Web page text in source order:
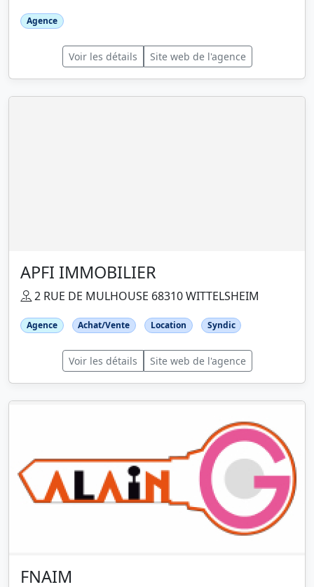
Agence
Voir les détails Site web de l'agence
APFI IMMOBILIER
2 RUE DE MULHOUSE 68310 WITTELSHEIM
Agence Achat/Vente Location Syndic
Voir les détails Site web de l'agence
FNAIM